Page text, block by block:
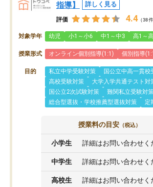
指導】
詳しく見る
評価 4.4 （38件
対象学年 幼児 小1～小6 中1～中3 高1～
授業形式 オンライン個別指導(1:1) 個別指導
目的 私立中学受験対策
国公立中高一貫校
高校受験対策
大学入学共通テスト対
国公立2次試験対策
難関私立受験対
総合型選抜・学校推薦型選抜対策
定
授業料の目安 （税込）
小学生 詳細はお問い合わせく
中学生 詳細はお問い合わせく
高校生 詳細はお問い合わせく